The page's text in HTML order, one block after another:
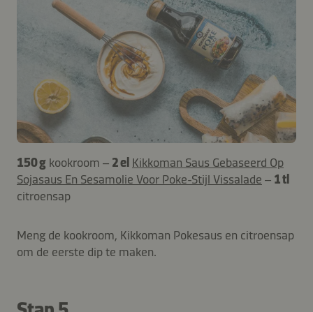
150 g kookroom – 2 el Kikkoman Saus Gebaseerd Op
Sojasaus En Sesamolie Voor Poke-Stijl Vissalade – 1 tl
citroensap
Meng de kookroom, Kikkoman Pokesaus en citroensap
om de eerste dip te maken.